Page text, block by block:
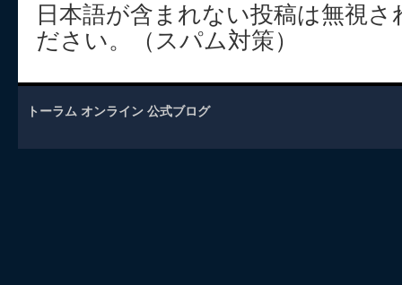
日本語が含まれない投稿は無視
ださい。（スパム対策）
トーラム オンライン 公式ブログ